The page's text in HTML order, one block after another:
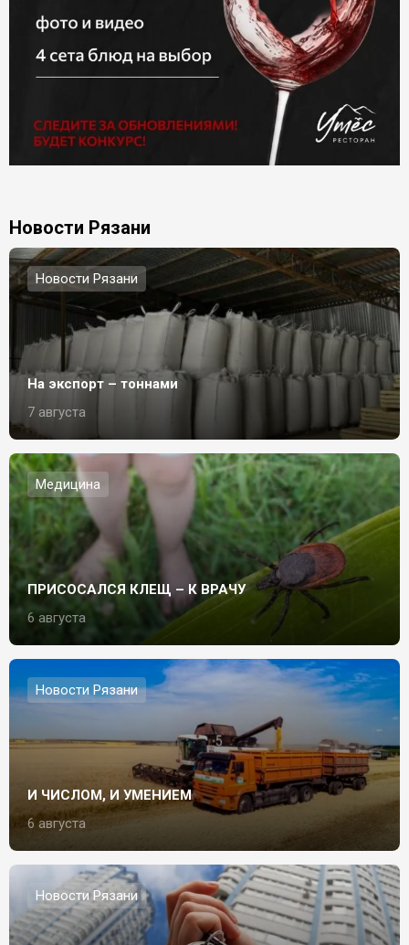
Новости Рязани
Новости Рязани
На экспорт – тоннами
7 августа
Медицина
ПРИСОСАЛСЯ КЛЕЩ – К ВРАЧУ
6 августа
Новости Рязани
И ЧИСЛОМ, И УМЕНИЕМ
6 августа
Новости Рязани